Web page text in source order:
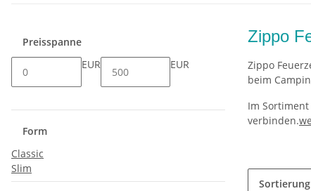
Zippo
Zippo
beim
Im
verbinden.
Sortierung
Preisspanne
EUR
EUR
Form
Classic
Slim